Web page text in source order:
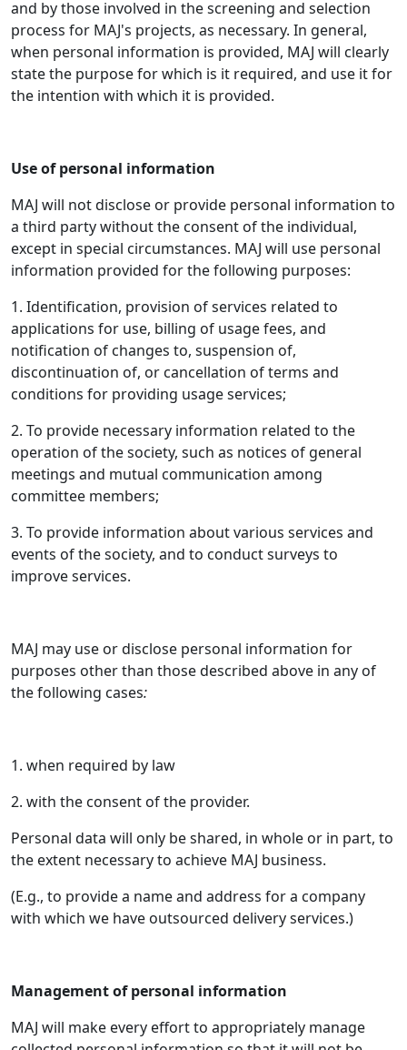
and by those involved in the screening and selection
process for MAJ's projects, as necessary. In general,
when personal information is provided, MAJ will clearly
state the purpose for which is it required, and use it for
the intention with which it is provided.
Use of personal information
MAJ will not disclose or provide personal information to
a third party without the consent of the individual,
except in special circumstances. MAJ will use personal
information provided for the following purposes:
1. Identification, provision of services related to
applications for use, billing of usage fees, and
notification of changes to, suspension of,
discontinuation of, or cancellation of terms and
conditions for providing usage services;
2. To provide necessary information related to the
operation of the society, such as notices of general
meetings and mutual communication among
committee members;
3. To provide information about various services and
events of the society, and to conduct surveys to
improve services.
MAJ may use or disclose personal information for
purposes other than those described above in any of
the following cases:
1. when required by law
2. with the consent of the provider.
Personal data will only be shared, in whole or in part, to
the extent necessary to achieve MAJ business.
(E.g., to provide a name and address for a company
with which we have outsourced delivery services.)
Management of personal information
MAJ will make every effort to appropriately manage